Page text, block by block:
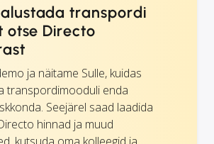
transpordi
otse Directo
ja näitame Sulle, kuidas
transpordimooduli enda
Seejärel saad laadida
hinnad ja muud